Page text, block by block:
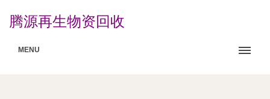
腾源再生物资回收
MENU